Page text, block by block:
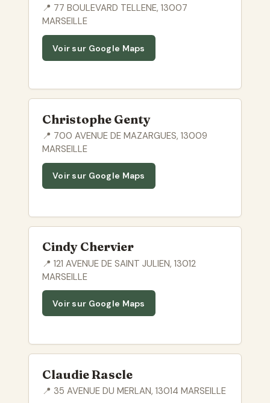
📍 77 BOULEVARD TELLENE, 13007
MARSEILLE
Voir sur Google Maps
Christophe Genty
📍 700 AVENUE DE MAZARGUES, 13009
MARSEILLE
Voir sur Google Maps
Cindy Chervier
📍 121 AVENUE DE SAINT JULIEN, 13012
MARSEILLE
Voir sur Google Maps
Claudie Rascle
📍 35 AVENUE DU MERLAN, 13014 MARSEILLE